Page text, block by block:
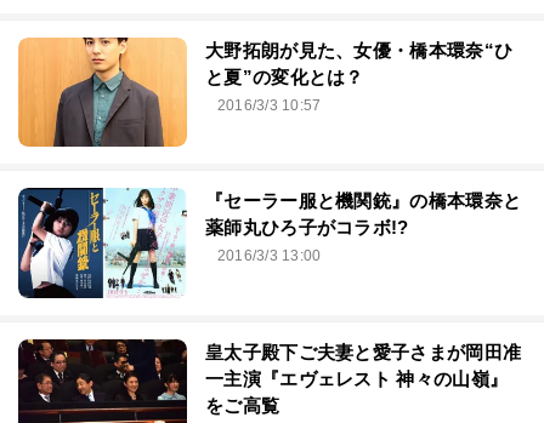
大野拓朗が見た、女優・橋本環奈“ひ
と夏”の変化とは？
2016/3/3 10:57
『セーラー服と機関銃』の橋本環奈と
薬師丸ひろ子がコラボ!?
2016/3/3 13:00
皇太子殿下ご夫妻と愛子さまが岡田准
一主演『エヴェレスト 神々の山嶺』
をご高覧